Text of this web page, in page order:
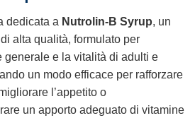
dedicata a Nutrolin-B Syrup, un
alta qualità, formulato per
generale e la vitalità di adulti e
un modo efficace per rafforzare
l’appetito o
un apporto adeguato di vitamine